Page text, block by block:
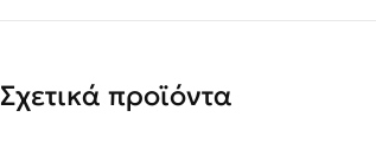
Σχετικά προϊόντα